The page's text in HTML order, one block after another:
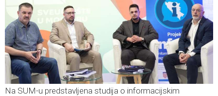
Na SUM-u predstavljena studija o informacijskim